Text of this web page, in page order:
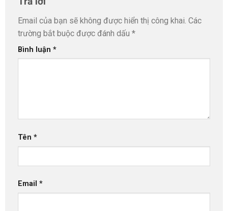
Email của bạn sẽ không được hiển thị công khai. Các
trường bắt buộc được đánh dấu *
Bình luận *
Tên *
Email *